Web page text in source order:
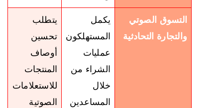
التسوق الصوتي
والتجارة التحادثية
يكمل
المستهلكون
عمليات
الشراء من
خلال
المساعدين
يتطلب
تحسين
أوصاف
المنتجات
للاستعلامات
الصوتية